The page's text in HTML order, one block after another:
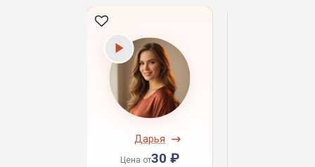
Дарья
Цена от30 ₽